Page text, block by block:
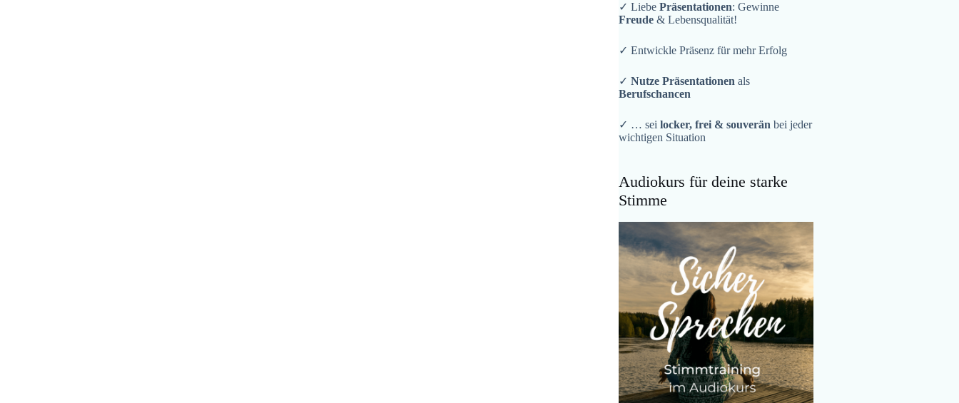
✓ LiebePräsentationen: Gewinne
Freude & Lebensqualität!
✓ Entwickle Präsenz für mehr Erfolg
✓Nutze Präsentationenals
Berufschancen
✓ … seilocker, frei & souverän bei jeder
wichtigen Situation
Audiokurs für deine starke
Stimme